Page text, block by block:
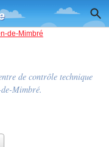
de-Mimbré
de contrôle technique
Mimbré.